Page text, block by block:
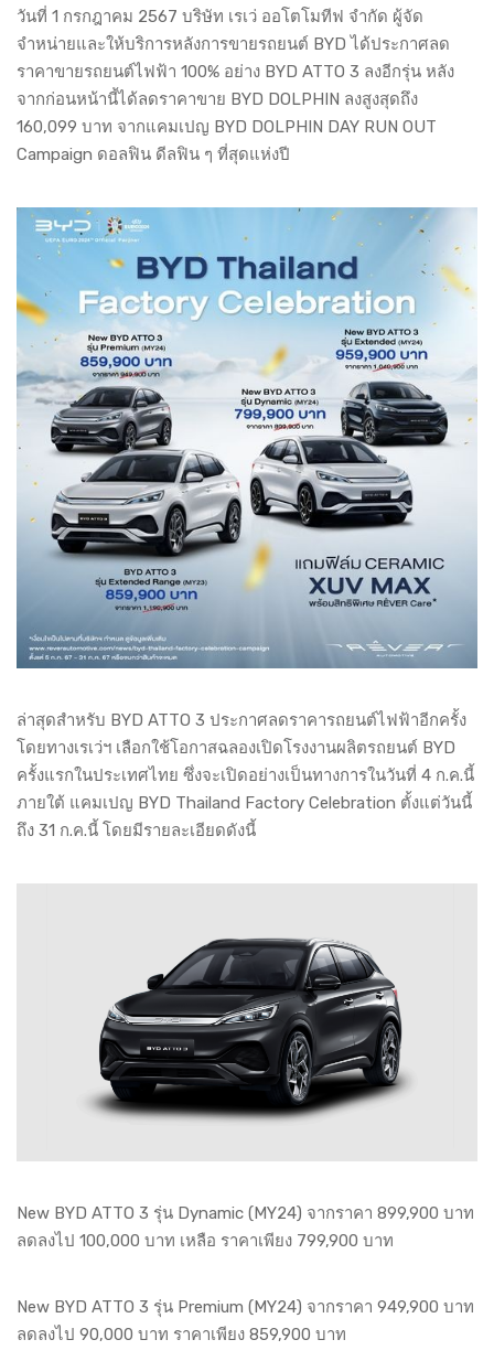
วันที่ 1 กรกฎาคม 2567 บริษัท เรเว่ ออโตโมทีฟ จำกัด ผู้จัด
จำหน่ายและให้บริการหลังการขายรถยนต์ BYD ได้ประกาศลด
ราคาขายรถยนต์ไฟฟ้า 100% อย่าง BYD ATTO 3 ลงอีกรุ่น หลัง
จากก่อนหน้านี้ได้ลดราคาขาย BYD DOLPHIN ลงสูงสุดถึง
160,099 บาท จากแคมเปญ BYD DOLPHIN DAY RUN OUT
Campaign ดอลฟิน ดีลฟิน ๆ ที่สุดแห่งปี
ล่าสุดสำหรับ BYD ATTO 3 ประกาศลดราคารถยนต์ไฟฟ้าอีกครั้ง
โดยทางเรเว่ฯ เลือกใช้โอกาสฉลองเปิดโรงงานผลิตรถยนต์ BYD
ครั้งแรกในประเทศไทย ซึ่งจะเปิดอย่างเป็นทางการในวันที่ 4 ก.ค.นี้
ภายใต้ แคมเปญ BYD Thailand Factory Celebration ตั้งแต่วันนี้
ถึง 31 ก.ค.นี้ โดยมีรายละเอียดดังนี้
New BYD ATTO 3 รุ่น Dynamic (MY24) จากราคา 899,900 บาท
ลดลงไป 100,000 บาท เหลือ ราคาเพียง 799,900 บาท
New BYD ATTO 3 รุ่น Premium (MY24) จากราคา 949,900 บาท
ลดลงไป 90,000 บาท ราคาเพียง 859,900 บาท